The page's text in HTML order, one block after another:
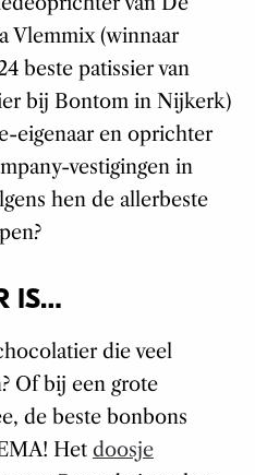
Vlemmix (winnaar
beste patissier van
bij Bontom in Nijkerk)
eigenaar en oprichter
vestigingen in
hen de allerbeste
IS…
die veel
Of bij een grote
de beste bonbons
Het doosje